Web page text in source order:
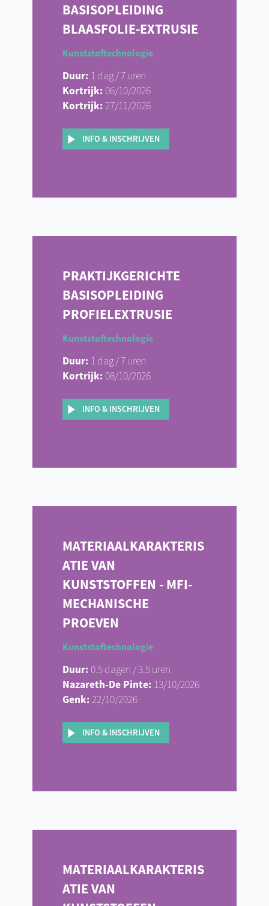
BASISOPLEIDING
BLAASFOLIE-EXTRUSIE
Kunststoftechnologie
Duur: 1 dag / 7 uren
Kortrijk: 06/10/2026
Kortrijk: 27/11/2026
INFO & INSCHRIJVEN
PRAKTIJKGERICHTE
BASISOPLEIDING
PROFIELEXTRUSIE
Kunststoftechnologie
Duur: 1 dag / 7 uren
Kortrijk: 08/10/2026
INFO & INSCHRIJVEN
MATERIAALKARAKTERIS
ATIE VAN
KUNSTSTOFFEN - MFI-
MECHANISCHE
PROEVEN
Kunststoftechnologie
Duur: 0.5 dagen / 3.5 uren
Nazareth-De Pinte: 13/10/2026
Genk: 22/10/2026
INFO & INSCHRIJVEN
MATERIAALKARAKTERIS
ATIE VAN